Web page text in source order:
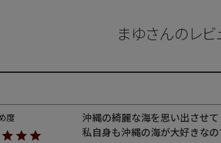
まゆさんのレビ
沖縄の綺麗な海を思い出させて
私自身も沖縄の海が大好きなの